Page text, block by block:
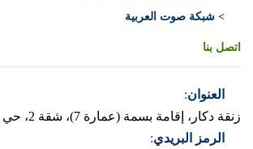
> شبكة صوت العربية
اتصل بنا
العنوان:
زنقة دكار، إقامة بسمة (عمارة 7)، شقة 2، حي المحيط – الرباط
الرمز البريدي: